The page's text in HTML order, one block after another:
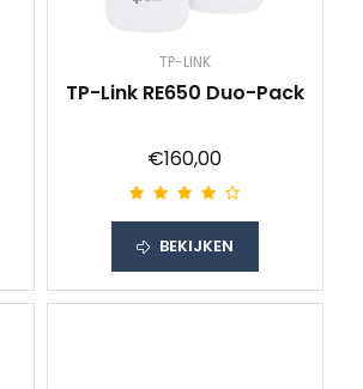
TP-LINK
TP-Link RE650 Duo-Pack
€160,00
BEKIJKEN